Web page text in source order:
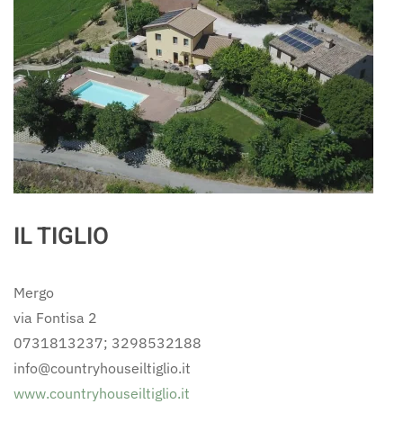
IL TIGLIO
Mergo
via Fontisa 2
0731813237; 3298532188
info@countryhouseiltiglio.it
www.countryhouseiltiglio.it